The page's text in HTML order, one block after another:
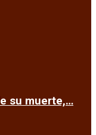
su muerte,…